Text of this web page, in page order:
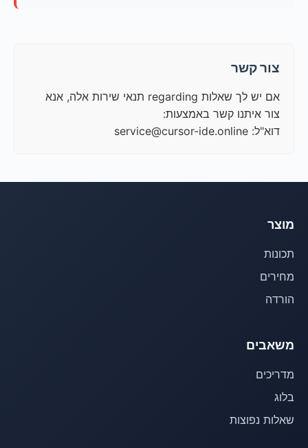
צור קשר
אם יש לך שאלות regarding תנאי שירות אלה, אנא
צור איתנו קשר באמצעות:
דוא"ל: service@cursor-ide.online
מוצר
תכונות
מחירים
הורדה
משאבים
מדריכים
בלוג
שאלות נפוצות